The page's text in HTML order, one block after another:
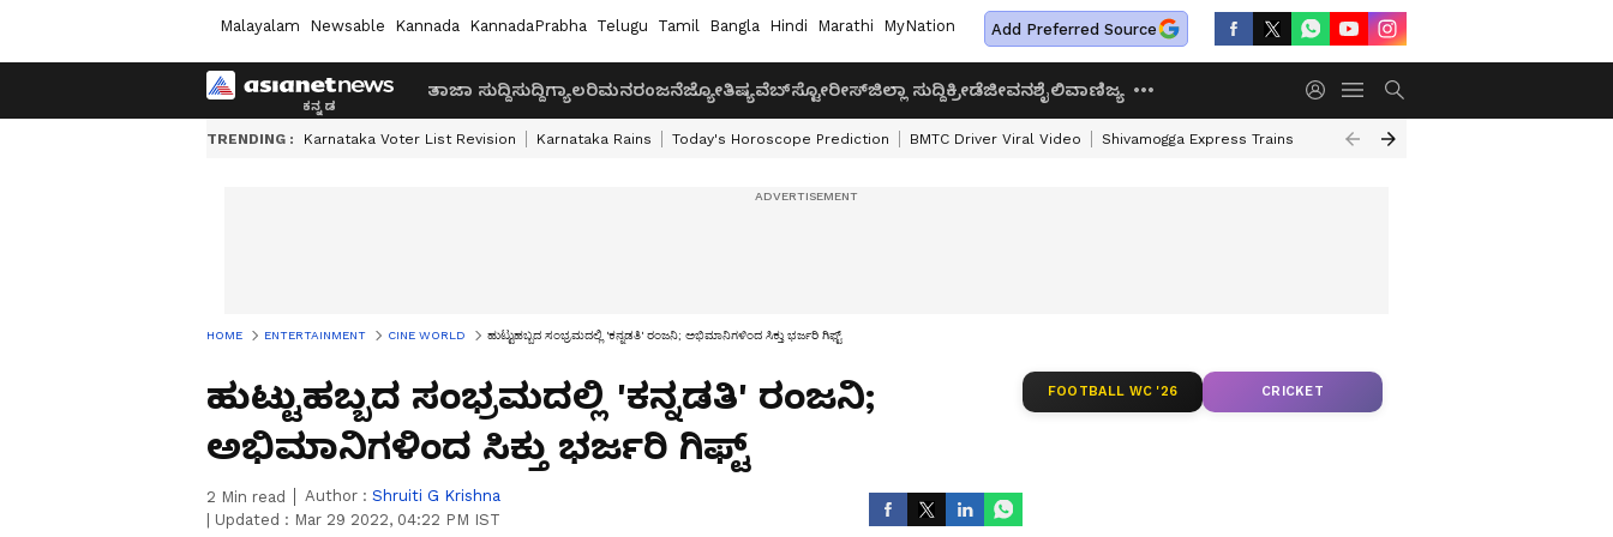
Malayalam Newsable Kannada KannadaPrabha Telugu Tamil Bangla Hindi Marathi MyNation Add Preferred Source
ತಾಜಾ ಸುದ್ದಿಸುದ್ದಿಗ್ಯಾಲರಿಮನರಂಜನೆಜ್ಯೋತಿಷ್ಯವೆಬ್‌ಸ್ಟೋರೀಸ್ಜಿಲ್ಲಾ ಸುದ್ದಿಕ್ರೀಡೆಜೀವನಶೈಲಿವಾಣಿಜ್ಯ
TRENDING : Karnataka Voter List Revision Karnataka Rains Today's Horoscope Prediction BMTC Driver Viral Video Shivamogga Express Trains Airtel Prepaid Plan
HOME ENTERTAINMENT CINE WORLD ಹುಟ್ಟುಹಬ್ಬದ ಸಂಭ್ರಮದಲ್ಲಿ 'ಕನ್ನಡತಿ' ರಂಜನಿ; ಅಭಿಮಾನಿಗಳಿಂದ ಸಿಕ್ತು ಭರ್ಜರಿ ಗಿಫ್ಟ್
ಹುಟ್ಟುಹಬ್ಬದ ಸಂಭ್ರಮದಲ್ಲಿ 'ಕನ್ನಡತಿ' ರಂಜನಿ;
ಅಭಿಮಾನಿಗಳಿಂದ ಸಿಕ್ತು ಭರ್ಜರಿ ಗಿಫ್ಟ್
2 Min read Author : Shruiti G Krishna
Updated : Mar 29 2022, 04:22 PM IST
FOOTBALL WC '26 CRICKET